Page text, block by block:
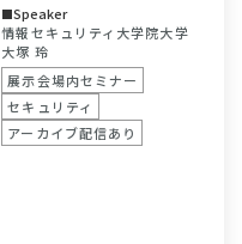
Speaker
情報セキュリティ大学院大学
大塚 玲
展示会場内セミナー
セキュリティ
アーカイブ配信あり